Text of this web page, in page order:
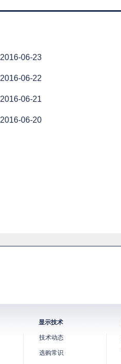
2016-06-23
2016-06-22
2016-06-21
2016-06-20
显示技术
技术动态
选购常识